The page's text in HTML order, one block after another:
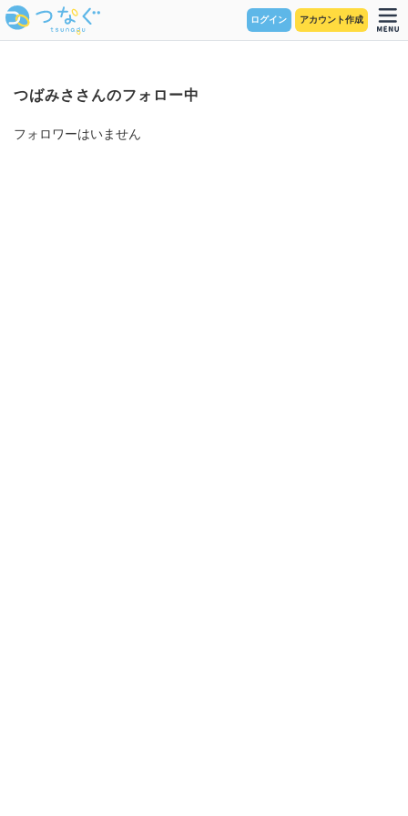
ログイン アカウント作成
つばみささんのフォロー中
フォロワーはいません